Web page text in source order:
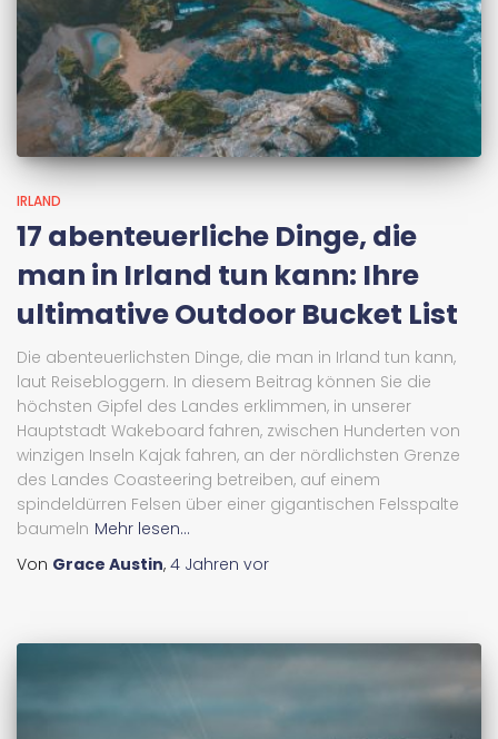
IRLAND
17 abenteuerliche Dinge, die
man in Irland tun kann: Ihre
ultimative Outdoor Bucket List
Die abenteuerlichsten Dinge, die man in Irland tun kann,
laut Reisebloggern. In diesem Beitrag können Sie die
höchsten Gipfel des Landes erklimmen, in unserer
Hauptstadt Wakeboard fahren, zwischen Hunderten von
winzigen Inseln Kajak fahren, an der nördlichsten Grenze
des Landes Coasteering betreiben, auf einem
spindeldürren Felsen über einer gigantischen Felsspalte
baumeln Mehr lesen...
Von Grace Austin, 4 Jahren vor